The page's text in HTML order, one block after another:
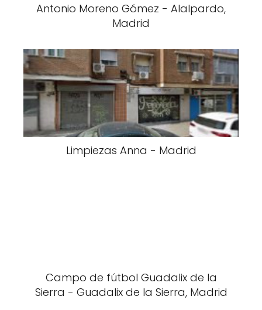
Antonio Moreno Gómez - Alalpardo,
Madrid
Limpiezas Anna - Madrid
Campo de fútbol Guadalix de la
Sierra - Guadalix de la Sierra, Madrid